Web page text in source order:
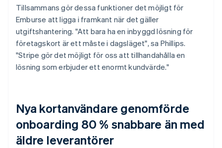
Tillsammans gör dessa funktioner det möjligt för
Emburse att ligga i framkant när det gäller
utgiftshantering. "Att bara ha en inbyggd lösning för
företagskort är ett måste i dagsläget", sa Phillips.
"Stripe gör det möjligt för oss att tillhandahålla en
lösning som erbjuder ett enormt kundvärde."
Nya kortanvändare genomförde
onboarding 80 % snabbare än med
äldre leverantörer